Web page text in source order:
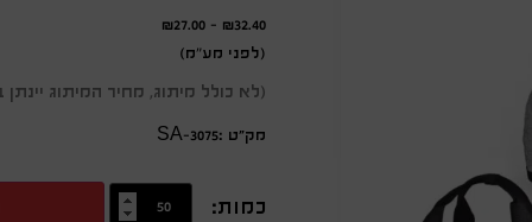
₪32.40
-
₪27.00
(לפני מע"מ)
(לא כולל מיתוג, מחיר המיתוג
מק״ט :SA-3075
כמות: